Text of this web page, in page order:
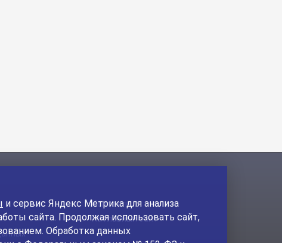
Контакты
На главный сайт
и сервис Яндекс Метрика для анализа
сайта. Продолжая использовать сайт,
Обработка данных